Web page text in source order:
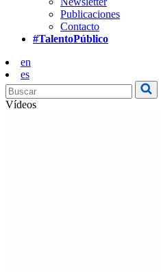
Publicaciones
Contacto
#TalentoPúblico
en
es
Vídeos